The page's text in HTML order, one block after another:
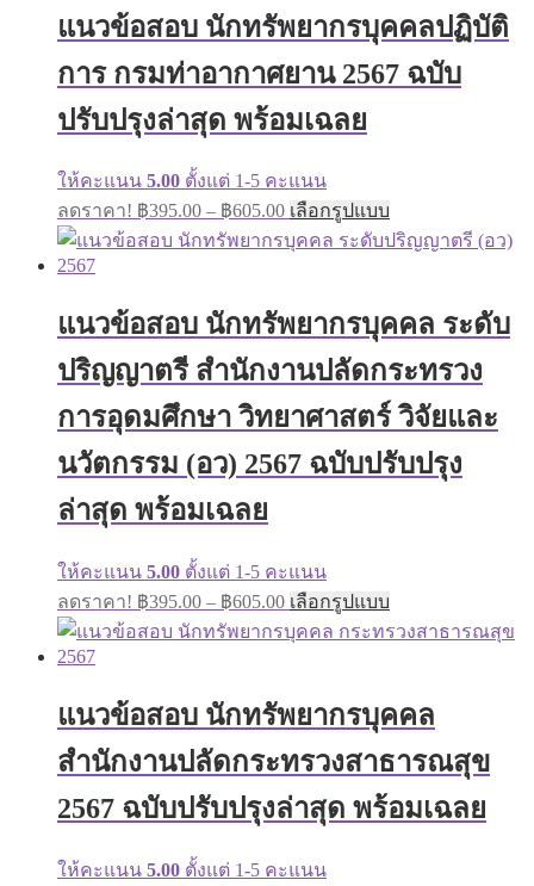
options
be
chosen
แนวข้อสอบ นักทรัพยากรบุคคลปฏิบัติ
การ กรมท่าอากาศยาน 2567 ฉบับ
ปรับปรุงล่าสุด พร้อมเฉลย
ให้คะแนน 5.00 ตั้งแต่ 1-5 คะแนน
ลดราคา! ฿395.00 – ฿605.00Price
range:
฿395.00
เลือกรูปแบบ
product
has
The
options
be
chosen
on
product
page
แนวข้อสอบ นักทรัพยากรบุคคล ระดับ
ปริญญาตรี สำนักงานปลัดกระทรวง
การอุดมศึกษา วิทยาศาสตร์ วิจัยและ
นวัตกรรม (อว) 2567 ฉบับปรับปรุง
ล่าสุด พร้อมเฉลย
ให้คะแนน 5.00 ตั้งแต่ 1-5 คะแนน
ลดราคา! ฿395.00 – ฿605.00Price
range:
฿395.00
เลือกรูปแบบ
product
has
The
options
be
on
แนวข้อสอบ นักทรัพยากรบุคคล
สำนักงานปลัดกระทรวงสาธารณสุข
2567 ฉบับปรับปรุงล่าสุด พร้อมเฉลย
ให้คะแนน 5.00 ตั้งแต่ 1-5 คะแนน